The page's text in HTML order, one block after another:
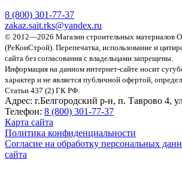
8 (800) 301-77-37
zakaz.sait.rks@yandex.ru
© 2012—2026 Магазин строительных материалов
(РеКонСтрой). Перепечатка, использование и
сайта без согласования с владельцами запрещены.
Информация на данном интернет-сайте носит
характер и не является публичной офертой,
Статьи 437 (2) ГК РФ.
Адрес: г.Белгородский р-н, п. Таврово 4,
Телефон: 8 (800) 301-77-37
Карта сайта
Политика конфиденциальности
Согласие на обработку персональных
сайта